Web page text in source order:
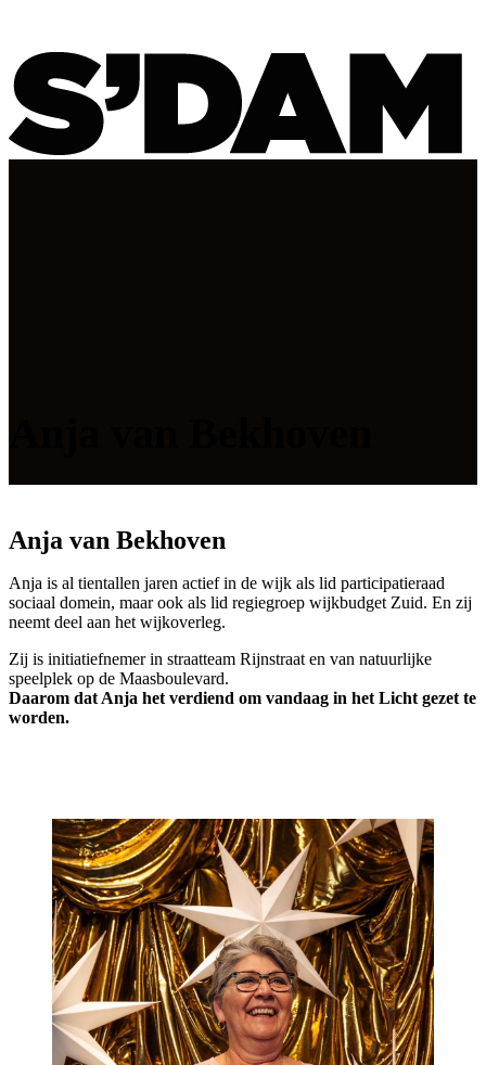
Anja van Bekhoven
Anja is al tientallen jaren actief in de wijk als lid participatieraad
sociaal domein, maar ook als lid regiegroep wijkbudget Zuid. En zij
neemt deel aan het wijkoverleg.
Zij is initiatiefnemer in straatteam Rijnstraat en van natuurlijke
speelplek op de Maasboulevard.
Daarom dat Anja het verdiend om vandaag in het Licht gezet te
worden.